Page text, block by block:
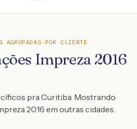
AGRUPADAS POR CLIENTE
Impreza 2016
pra Curitiba. Mostrando
2016 em outras cidades.